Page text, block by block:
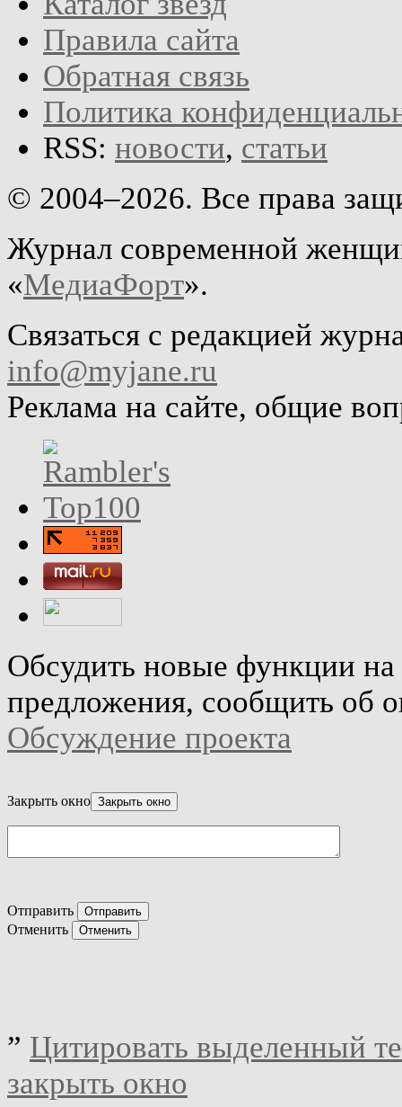
Правила сайта
Обратная связь
Политика
RSS: новости, статьи
© 2004–2026. Все права
Журнал современной
«МедиаФорт».
Связаться с редакцией
info@myjane.ru
Реклама на сайте, общие
Обсудить новые функции на
предложения, сообщить об
Обсуждение проекта
Закрыть окно
Отправить
Отменить
” Цитировать выделенный
закрыть окно